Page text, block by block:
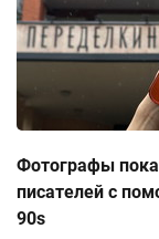
Фотографы
писателей с
90s